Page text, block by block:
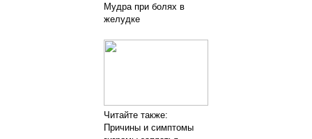
Мудра при болях в
желудке
Читайте также:
Причины и симптомы